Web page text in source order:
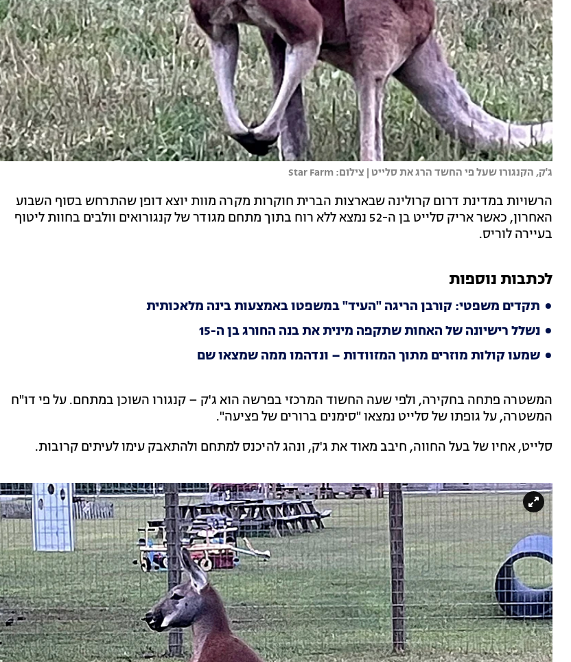
ג'ק, הקנגורו שעל פי החשד הרג את סלייט | צילום: Star Farm
הרשויות במדינת דרום קרולינה שבארצות הברית חוקרות מקרה מוות יוצא דופן שהתרחש בסוף השבוע
האחרון, כאשר אריק סלייט בן ה-52 נמצא ללא רוח בתוך מתחם מגודר של קנגורואים וולבים בחוות ליטוף
בעיירה לוריס.
לכתבות נוספות
תקדים משפטי: קורבן הריגה "העיד" במשפטו באמצעות בינה מלאכותית
נשלל רישיונה של האחות שתקפה מינית את בנה החורג בן ה-15
שמעו קולות מוזרים מתוך המזוודות – ונדהמו ממה שמצאו שם
המשטרה פתחה בחקירה, ולפי שעה החשוד המרכזי בפרשה הוא ג'ק – קנגורו השוכן במתחם. על פי דו"ח
המשטרה, על גופתו של סלייט נמצאו "סימנים ברורים של פציעה".
סלייט, אחיו של בעל החווה, חיבב מאוד את ג'ק, ונהג להיכנס למתחם ולהתאבק עימו לעיתים קרובות.